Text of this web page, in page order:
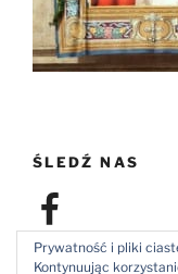
ŚLEDŹ NAS
Facebook
Prywatność i pliki
Kontynuując